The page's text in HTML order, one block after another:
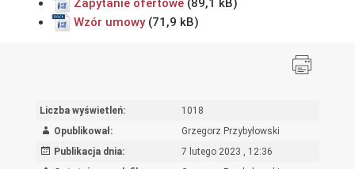
Zapytanie ofertowe
Wzór umowy
Liczba wyświetleń:
1018
Opublikował:
Grzegorz Przybyłowski
Publikacja dnia:
7 lutego 2023 , 12:36